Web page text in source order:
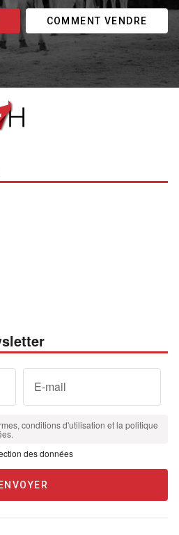
COMMENT VENDRE
E-mail
conditions d'utilisation et la politique
des données
ENVOYER